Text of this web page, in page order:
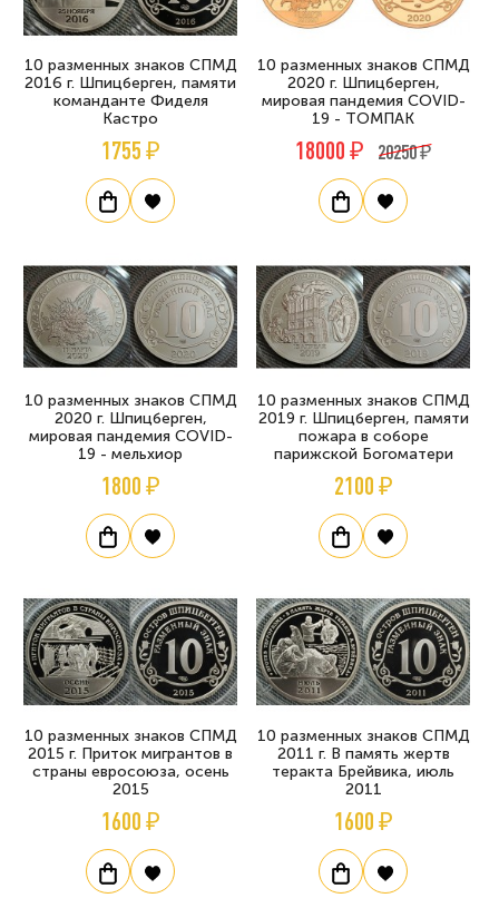
10 разменных знаков СПМД
2016 г. Шпицберген, памяти
команданте Фиделя
Кастро
1755 ₽
10 разменных знаков СПМД
2020 г. Шпицберген,
мировая пандемия COVID-
19 - ТОМПАК
18000 ₽ 20250 ₽
10 разменных знаков СПМД
2020 г. Шпицберген,
мировая пандемия COVID-
19 - мельхиор
1800 ₽
10 разменных знаков СПМД
2019 г. Шпицберген, памяти
пожара в соборе
парижской Богоматери
2100 ₽
10 разменных знаков СПМД
2015 г. Приток мигрантов в
страны евросоюза, осень
2015
1600 ₽
10 разменных знаков СПМД
2011 г. В память жертв
теракта Брейвика, июль
2011
1600 ₽